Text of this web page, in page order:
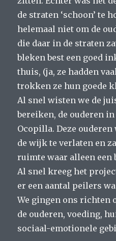
de straten ‘schoon’ te
helemaal niet om de
die daar in de straten
bleken best een goed
thuis, (ja, ze hadden
trokken ze hun goede
Al snel wisten we de
bereiken, de ouderen
Ocopilla. Deze
de wijk te verlaten en
ruimte waar alleen een
Al snel kreeg het
er een aantal peilers
We gingen ons richten
de ouderen, voeding,
sociaal-emotionele